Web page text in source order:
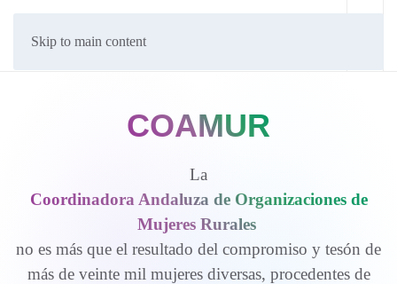
Skip to main content
COAMUR
La
Coordinadora Andaluza de Organizaciones de
Mujeres Rurales
no es más que el resultado del compromiso y tesón de
más de veinte mil mujeres diversas, procedentes de